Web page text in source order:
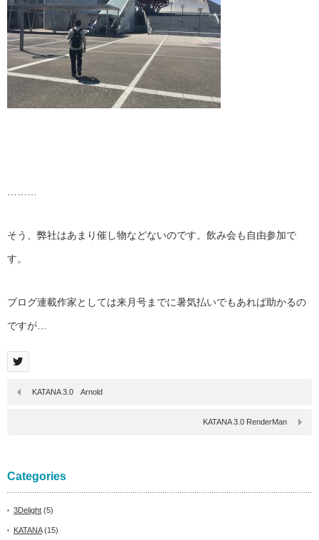
そう、弊社はあまり催し物などないのです。飲み会も自由参加で
す。
ブログ連載作家としては来月号までに暑気払いでもあれば助かるの
ですが…
KATANA 3.0 Arnold
KATANA 3.0 RenderMan
Categories
3Delight (5)
KATANA(15)